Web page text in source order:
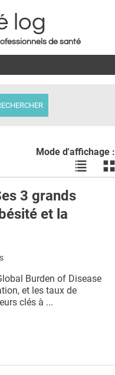
log
de santé
Mode d'affichage :
Voir
les
les
3 grands
et la
Burden of Disease
et les taux de
clés à ...